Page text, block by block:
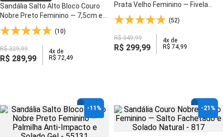
Sandália Salto Alto Bloco Couro
Nobre Preto Feminino — 7,5cm e
Palmilha Anti-Impacto Respirante
- 66201
(10)
R$ 329,99
R$ 289,99
4x de
R$ 72,49
Prata Velho Feminino — Fivela
Ajustável e Palmilha Anti-Impacto
- 56032
(52)
R$ 349,99
R$ 299,99
4x de
R$ 74,99
-11% -21%